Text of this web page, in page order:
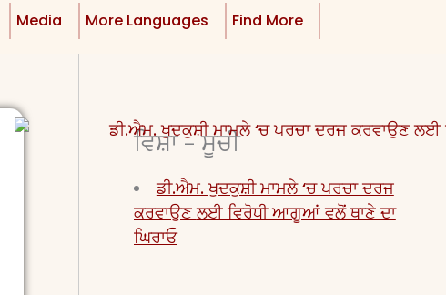
Media More Languages Find More
ਵਿਸ਼ਾ - ਸੂਚੀ
ਡੀ.ਐਮ. ਖੁਦਕੁਸ਼ੀ ਮਾਮਲੇ ‘ਚ ਪਰਚਾ ਦਰਜ
ਕਰਵਾਉਣ ਲਈ ਵਿਰੋਧੀ ਆਗੂਆਂ ਵਲੋਂ ਥਾਣੇ ਦਾ
ਘਿਰਾਓ